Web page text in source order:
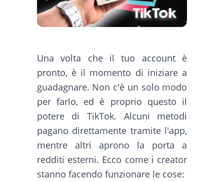
Una volta che il tuo account è
pronto, è il momento di iniziare a
guadagnare. Non c'è un solo modo
per farlo, ed è proprio questo il
potere di TikTok. Alcuni metodi
pagano direttamente tramite l'app,
mentre altri aprono la porta a
redditi esterni. Ecco come i creator
stanno facendo funzionare le cose: